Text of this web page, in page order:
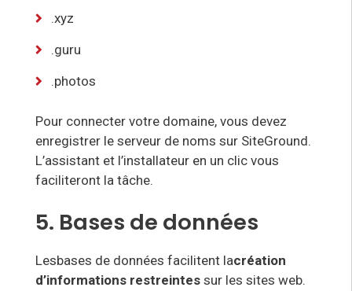
.xyz
.guru
.photos
Pour connecter votre domaine, vous devez
enregistrer le serveur de noms sur SiteGround.
L’assistant et l’installateur en un clic vous
faciliteront la tâche.
5. Bases de données
Lesbases de données facilitent lacréation
d’informations restreintes sur les sites web.